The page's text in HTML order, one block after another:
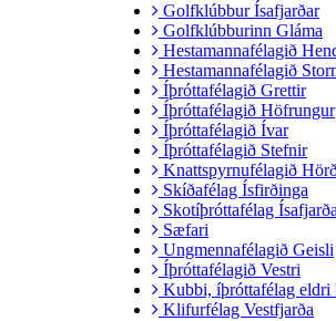
Golfklúbbur Ísafjarðar
Golfklúbburinn Gláma
Hestamannafélagið
Hestamannafélagið
Íþróttafélagið Grettir
Íþróttafélagið Höfrungur
Íþróttafélagið Ívar
Íþróttafélagið Stefnir
Knattspyrnufélagið
Skíðafélag Ísfirðinga
Skotíþróttafélag
Sæfari
Ungmennafélagið Geisli
Íþróttafélagið Vestri
Kubbi, íþróttafélag eldri
Klifurfélag Vestfjarða